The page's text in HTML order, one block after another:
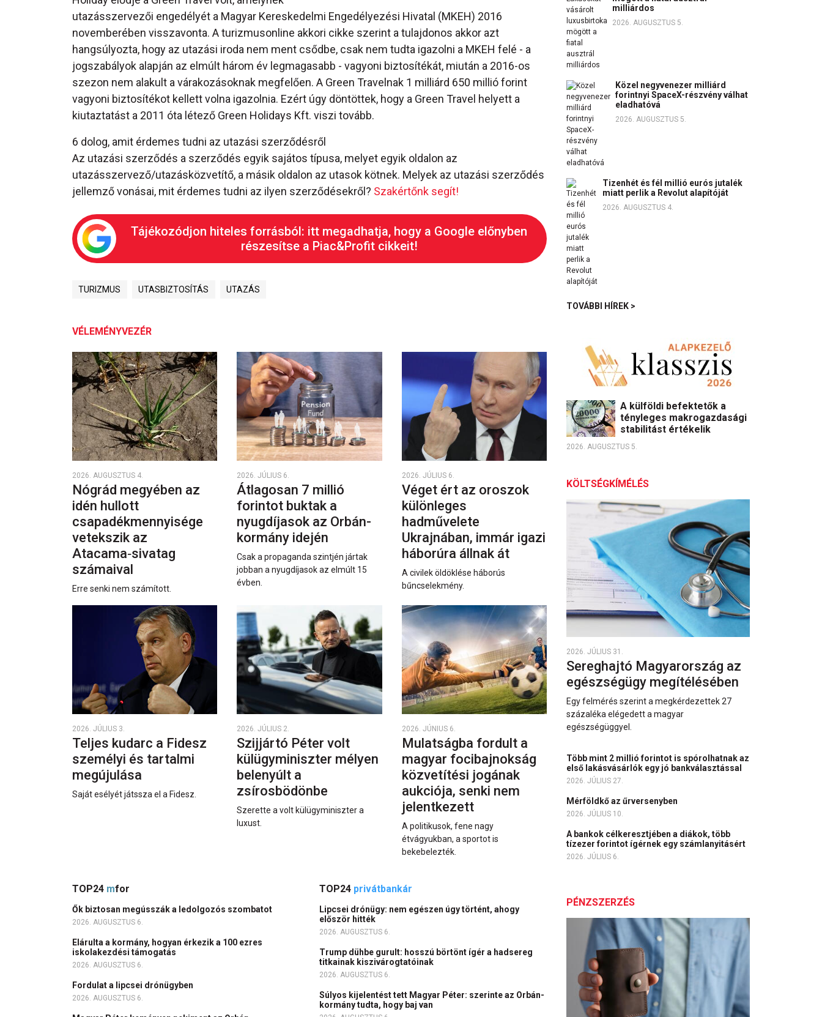
utazásszervezői engedélyét a Magyar Kereskedelmi Engedélyezési Hivatal (MKEH) 2016
novemberében visszavonta. A turizmusonline akkori cikke szerint a tulajdonos akkor azt
hangsúlyozta, hogy az utazási iroda nem ment csődbe, csak nem tudta igazolni a MKEH felé - a
jogszabályok alapján az elmúlt három év legmagasabb - vagyoni biztosítékát, miután a 2016-os
szezon nem alakult a várakozásoknak megfelően. A Green Travelnak 1 milliárd 650 millió forint
vagyoni biztosítékot kellett volna igazolnia. Ezért úgy döntöttek, hogy a Green Travel helyett a
kiutaztatást a 2011 óta létező Green Holidays Kft. viszi tovább.
6 dolog, amit érdemes tudni az utazási szerződésről
Az utazási szerződés a szerződés egyik sajátos típusa, melyet egyik oldalon az
utazásszervező/utazásközvetítő, a másik oldalon az utasok kötnek. Melyek az utazási szerződés
jellemző vonásai, mit érdemes tudni az ilyen szerződésekről? Szakértőnk segít!
Tájékozódjon hiteles forrásból: itt megadhatja, hogy a Google előnyben
részesítse a Piac&Profit cikkeit!
TURIZMUS UTASBIZTOSÍTÁS UTAZÁS
VÉLEMÉNYVEZÉR
2026. AUGUSZTUS 4.
Nógrád megyében az
idén hullott
csapadékmennyisége
vetekszik az
Atacama‑sivatag
számaival
Erre senki nem számított.
2026. JÚLIUS 6.
Átlagosan 7 millió
forintot buktak a
nyugdíjasok az Orbán-
kormány idején
Csak a propaganda szintjén jártak
jobban a nyugdíjasok az elmúlt 15
évben.
2026. JÚLIUS 6.
Véget ért az oroszok
különleges
hadművelete
Ukrajnában, immár igazi
háborúra állnak át
A civilek öldöklése háborús
bűncselekmény.
2026. JÚLIUS 3.
Teljes kudarc a Fidesz
személyi és tartalmi
megújulása
Saját esélyét játssza el a Fidesz.
2026. JÚLIUS 2.
Szijjártó Péter volt
külügyminiszter mélyen
belenyúlt a
zsírosbödönbe
Szerette a volt külügyminiszter a
luxust.
2026. JÚNIUS 6.
Mulatságba fordult a
magyar focibajnokság
közvetítési jogának
aukciója, senki nem
jelentkezett
A politikusok, fene nagy
étvágyukban, a sportot is
bekebelezték.
TOP24 mfor
Ők biztosan megússzák a ledolgozós szombatot
2026. AUGUSZTUS 6.
Elárulta a kormány, hogyan érkezik a 100 ezres
iskolakezdési támogatás
2026. AUGUSZTUS 6.
Fordulat a lipcsei drónügyben
2026. AUGUSZTUS 6.
TOP24 privátbankár
Lipcsei drónügy: nem egészen úgy történt, ahogy
először hitték
2026. AUGUSZTUS 6.
Trump dühbe gurult: hosszú börtönt ígér a hadsereg
titkainak kiszivárogtatóinak
2026. AUGUSZTUS 6.
Súlyos kijelentést tett Magyar Péter: szerinte az Orbán-
kormány tudta, hogy baj van
milliárdos
2026. AUGUSZTUS 5.
Közel negyvenezer milliárd
forintnyi SpaceX-részvény válhat
eladhatóvá
2026. AUGUSZTUS 5.
Tizenhét és fél millió eurós jutalék
miatt perlik a Revolut alapítóját
2026. AUGUSZTUS 4.
TOVÁBBI HÍREK >
A külföldi befektetők a
tényleges makrogazdasági
stabilitást értékelik
2026. AUGUSZTUS 5.
KÖLTSÉGKÍMÉLÉS
2026. JÚLIUS 31.
Sereghajtó Magyarország az
egészségügy megítélésében
Egy felmérés szerint a megkérdezettek 27
százaléka elégedett a magyar
egészségüggyel.
Több mint 2 millió forintot is spórolhatnak az
első lakásvásárlók egy jó bankválasztással
2026. JÚLIUS 27.
Mérföldkő az űrversenyben
2026. JÚLIUS 10.
A bankok célkeresztjében a diákok, több
tízezer forintot ígérnek egy számlanyitásért
2026. JÚLIUS 6.
PÉNZSZERZÉS